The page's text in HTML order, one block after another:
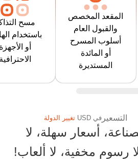
المقعد المخصص
والقبول العام
أسلوب المسرح
أو المائدة
المستديرة
المدرج أو المائدة
المستديرة (نمط
العشاء) أو نمط
المطعم / الملهى
أو نمط النادي
الليلي أو أي
مسح
باستخدام
أو
هاتفك
ماسح
الاحترافي
الحضور
يدعم
البوابة
يتعلم
وفر المزيد مع Ticketor: حلول التذاكر والتسويق منخفضة التكلفة
التسعير في USD تغيير الدولة
أسعار سهلة، لا
رسوم مخفية، لا ألعاب!